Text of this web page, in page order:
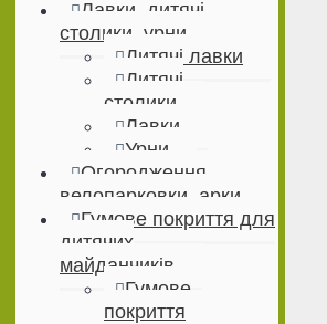
Лавки, дитячі
столики, урни
Дитячі лавки
Дитячі
столики
Лавки
Урни
Огородження,
велопарковки, арки
Гумове покриття для
дитячих
майданчиків
Гумове
покриття